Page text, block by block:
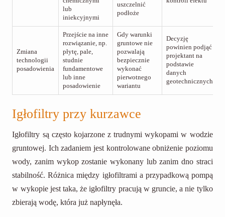
lub
iniekcyjnymi
uszczelnić
podłoże
Zmiana
technologii
posadowienia
Przejście na inne
rozwiązanie, np.
płytę, pale,
studnie
fundamentowe
lub inne
posadowienie
Gdy warunki
gruntowe nie
pozwalają
bezpiecznie
wykonać
pierwotnego
wariantu
Decyzję
powinien podjąć
projektant na
podstawie
danych
geotechnicznych
Igłofiltry przy kurzawce
Igłofiltry są często kojarzone z trudnymi wykopami w wodzie
gruntowej. Ich zadaniem jest kontrolowane obniżenie poziomu
wody, zanim wykop zostanie wykonany lub zanim dno straci
stabilność. Różnica między igłofiltrami a przypadkową pompą
w wykopie jest taka, że igłofiltry pracują w gruncie, a nie tylko
zbierają wodę, która już napłynęła.